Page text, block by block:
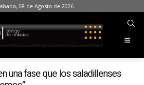
08 de Agosto de 2026
una fase que los saladillenses